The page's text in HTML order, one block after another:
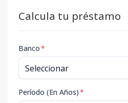
Calcula tu préstamo
Banco*
Período (En Años)*